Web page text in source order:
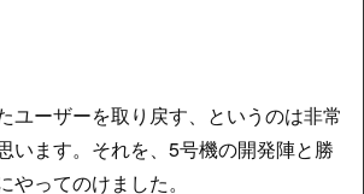
ユーザーを取り戻す、というのは非常
います。それを、5号機の開発陣と勝
ってのけました。